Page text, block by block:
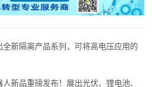
全新隔离产品系列，可将高电压应用的
新品重磅发布！展出光伏、锂电池、